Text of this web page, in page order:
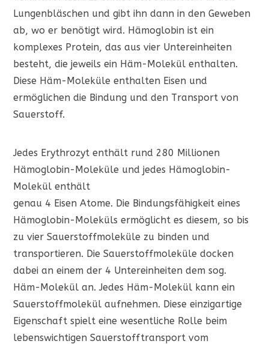
Lungenbläschen und gibt ihn dann in den Geweben
ab, wo er benötigt wird. Hämoglobin ist ein
komplexes Protein, das aus vier Untereinheiten
besteht, die jeweils ein Häm-Molekül enthalten.
Diese Häm-Moleküle enthalten Eisen und
ermöglichen die Bindung und den Transport von
Sauerstoff.
Jedes Erythrozyt enthält rund 280 Millionen
Hämoglobin-Moleküle und jedes Hämoglobin-
Molekül enthält
genau 4 Eisen Atome. Die Bindungsfähigkeit eines
Hämoglobin-Moleküls ermöglicht es diesem, so bis
zu vier Sauerstoffmoleküle zu binden und
transportieren. Die Sauerstoffmoleküle docken
dabei an einem der 4 Untereinheiten dem sog.
Häm-Molekül an. Jedes Häm-Molekül kann ein
Sauerstoffmolekül aufnehmen. Diese einzigartige
Eigenschaft spielt eine wesentliche Rolle beim
lebenswichtigen Sauerstofftransport vom